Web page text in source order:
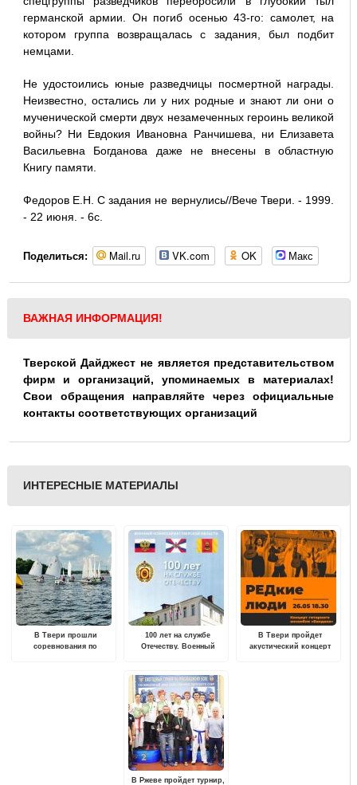
германской армии. Он погиб осенью 43-го: самолет, на
котором группа возвращалась с задания, был подбит
немцами.
Не удостоились юные разведчицы посмертной награды.
Неизвестно, остались ли у них родные и знают ли они о
мученической смерти двух незамеченных героинь великой
войны? Ни Евдокия Ивановна Ранчишева, ни Елизавета
Васильевна Богданова даже не внесены в областную
Книгу памяти.
Федоров Е.Н. С задания не вернулись//Вече Твери. - 1999.
- 22 июня. - 6с.
Поделиться: Mail.ru VK.com OK Макс
ВАЖНАЯ ИНФОРМАЦИЯ!
Тверской Дайджест не является представительством
фирм и организаций, упоминаемых в материалах!
Свои обращения направляйте через официальные
контакты соответствующих организаций
ИНТЕРЕСНЫЕ МАТЕРИАЛЫ
В Твери прошли
соревнования по
100 лет на службе
Отечеству. Военный
В Твери пройдет
акустический концерт
В Ржеве пройдет турнир,